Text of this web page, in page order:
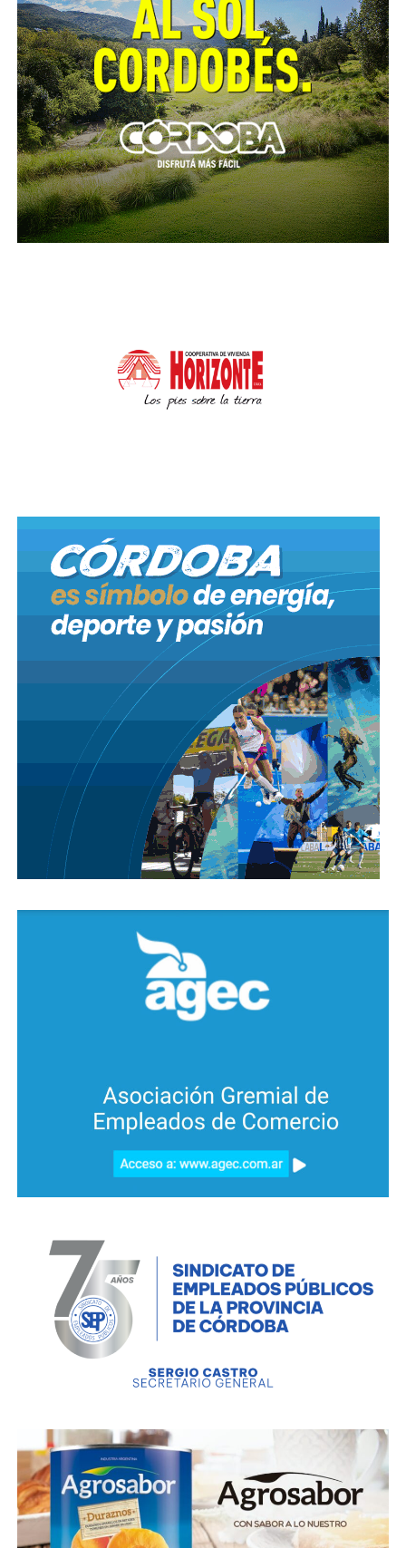
Los desembolsos que ha realizado en los dos
últimos meses el municipio muestran que es la
Empresa Estatal Tamse, cuya único socio es el
municipio capitalino, la que representa una carga
mayor para las arcas municipales y que además, en
función de los servicios que presta, tiene un número
proporcionalmente mayor de empleados que
Coniferal y Ersa. “Es decir, es cara, recibe muchos
subsidios pese a que brinda los mismos servicios
Fuente: Bloque UCR en base a datos oficiales.
transporte de la ciudad no ha sido presentado en el
Concejo Deliberante. Por medios periodísticos
sabemos que se va a conformar una unidad ejecutora
para el traspaso de los corredores de ERSA en cuyas
líneas se transportaban nada más y nada menos que
el 35% de los usuarios del transporte. Por los medios
también nos dicen que el traspaso marcha bien, pero
no hacen mención alguna sobre cuánto nos va a
costar a los cordobeses”.
“En este contexto, cuyo único responsable es el
ejecutivo municipal, la empresa estatal Tamse que
como dijimos se financia casi íntegramente del
municipio, recibiría entre 1200 a 1420 empleados, se
hará cargo de los alquileres de flota, de puntas de
línea y talleres cuyo monto desconocemos. Las
unidades que recibe están en pésimas condiciones,
suma de 200 millones para repararlos”, agregó.
“Además en un futuro próximo se aspira a seguir
comprando flota hasta llegar a las 300 unidades cero
es de 180 mil dólares por unidad”, expresó la
Asimismo, sostuvo: “Parece que el único plan de
transporte del municipio es seguir engordando una
Directorio es elegido por el intendente y los
miembros de la Comisión fiscalizadora por la
mayoría automática del Concejo Deliberante”.
Finalmente, Caffaratti remarcó: “Una vez más la
impericia en la materia va a condenar a los
cordobeses a sostener una empresa estatal
mínima proporción del sistema de transporte a
quedarse en el mejor de los casos con el 50% del
sistema de transporte de la ciudad”.
“La situación es de tal gravedad que exige a todos los
sectores políticos involucramiento y apoyo para el